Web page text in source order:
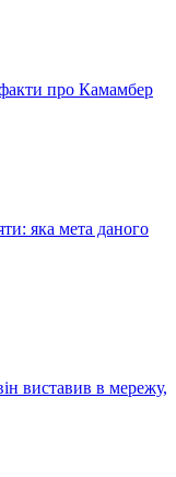
факти про Камамбер
яка мета даного
виставив в мережу,